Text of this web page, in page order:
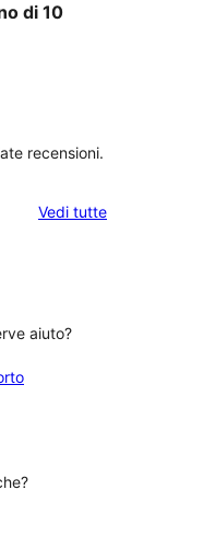
di 10
recensioni.
Vedi tuttele
aiuto?